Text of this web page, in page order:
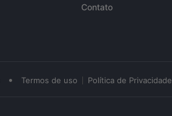
Contato
• Termos de uso Política de Privacidade